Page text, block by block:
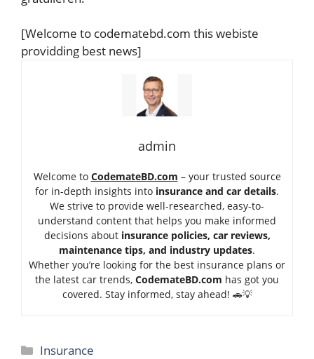
[Welcome to codematebd.com this webiste
providding best news]
admin
Welcome to CodemateBD.com – your trusted source
for in-depth insights into insurance and car details.
We strive to provide well-researched, easy-to-
understand content that helps you make informed
decisions about insurance policies, car reviews,
maintenance tips, and industry updates.
Whether you’re looking for the best insurance plans or
the latest car trends, CodemateBD.com has got you
covered. Stay informed, stay ahead! 🚗💡
Categories
Insurance